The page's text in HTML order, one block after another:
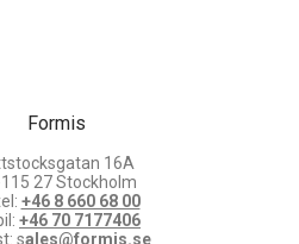
Formis
16A
27 Stockholm
+46 8 660 68 00
+46 70 7177406
sales@formis.se